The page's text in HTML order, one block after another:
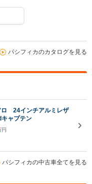
パシフィカのカタログを見る
ロ 24インチアルミレザ
ャプテン
円
パシフィカの中古車全てを見る